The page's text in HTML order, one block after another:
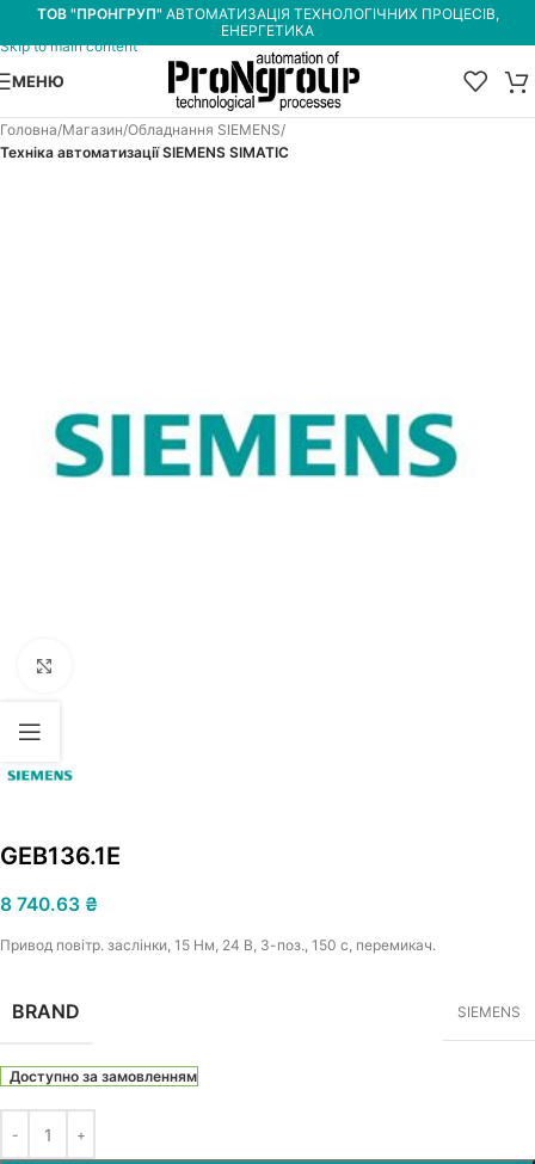
Skip to navigation
Skip to main content
ТОВ "ПРОНГРУП" АВТОМАТИЗАЦІЯ ТЕХНОЛОГІЧНИХ ПРОЦЕСІВ,
ЕНЕРГЕТИКА
МЕНЮ
Головна Магазин Обладнання SIEMENS
Техніка автоматизації SIEMENS SIMATIC
GEB136.1E
8 740.63 ₴
Привод повітр. заслінки, 15 Нм, 24 В, 3-поз., 150 с, перемикач.
BRAND SIEMENS
Доступно за замовленням